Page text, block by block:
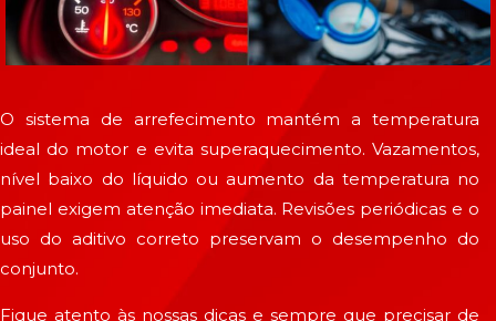
O sistema de arrefecimento mantém a temperatura
ideal do motor e evita superaquecimento. Vazamentos,
nível baixo do líquido ou aumento da temperatura no
painel exigem atenção imediata. Revisões periódicas e o
uso do aditivo correto preservam o desempenho do
conjunto.
Fique atento às nossas dicas e sempre que precisar de